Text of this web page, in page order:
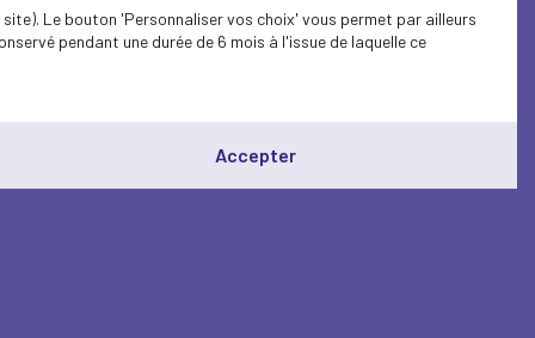
Le bouton 'Personnaliser vos choix' vous permet par ailleurs
pendant une durée de 6 mois à l'issue de laquelle ce
Accepter